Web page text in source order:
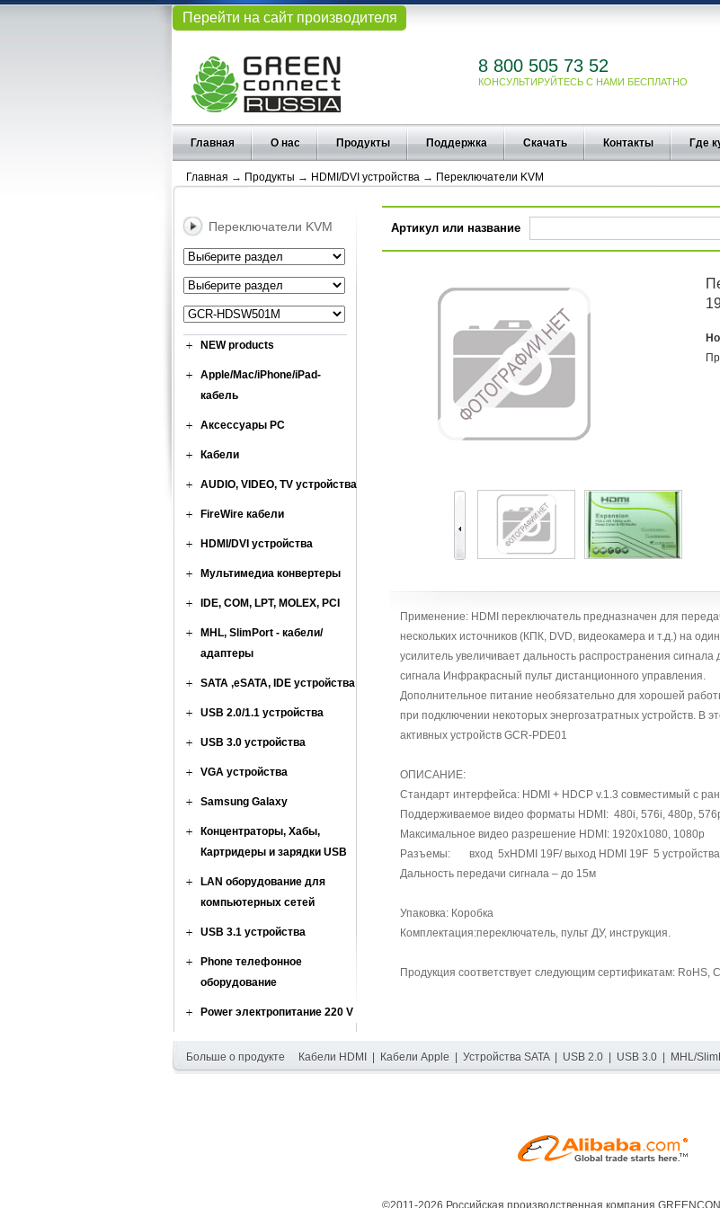
Перейти на сайт производителя
8 800 505 73 52
КОНСУЛЬТИРУЙТЕСЬ С НАМИ БЕСПЛАТНО
Главная О нас Продукты Поддержка Скачать Контакты Где
Главная → Продукты → HDMI/DVI устройства → Переключатели KVM
Переключатели KVM
NEW products
Apple/Mac/iPhone/iPad-
кабель
Аксессуары PC
Кабели
AUDIO, VIDEO, TV устройства
FireWire кабели
HDMI/DVI устройства
Мультимедиа конвертеры
IDE, COM, LPT, MOLEX, PCI
MHL, SlimPort - кабели/
адаптеры
SATA ,eSATA, IDE устройства
USB 2.0/1.1 устройства
USB 3.0 устройства
VGA устройства
Samsung Galaxy
Концентраторы, Хабы,
Картридеры и зарядки USB
LAN оборудование для
компьютерных сетей
USB 3.1 устройства
Phone телефонное
оборудование
Power электропитание 220 V
Артикул или название
Применение: HDMI переключатель предназначен для
нескольких источников (КПК, DVD, видеокамера и т.д.) на
усилитель увеличивает дальность распространения сигнала
сигнала Инфракрасный пульт дистанционного управления.
Дополнительное питание необязательно для хорошей
при подключении некоторых энергозатратных устройств. В
активных устройств GCR-PDE01
ОПИСАНИЕ:
Стандарт интерфейса: HDMI + HDCP v.1.3 совместимый с
Поддерживаемое видео форматы HDMI: 480i, 576i, 480p,
Максимальное видео разрешение HDMI: 1920x1080, 1080p
Разъемы: вход 5xHDMI 19F/ выход HDMI 19F 5
Дальность передачи сигнала – до 15м
Упаковка: Коробка
Комплектация:переключатель, пульт ДУ, инструкция.
Продукция соответствует следующим сертификатам: RoHS,
Больше о продукте Кабели HDMI Кабели Apple Устройства SATA| USB 2.0| USB 3.0| MHL/
©2011-2026 Российская производственная компания